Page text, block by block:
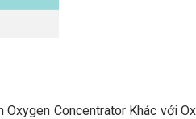
Concentrator Khác với